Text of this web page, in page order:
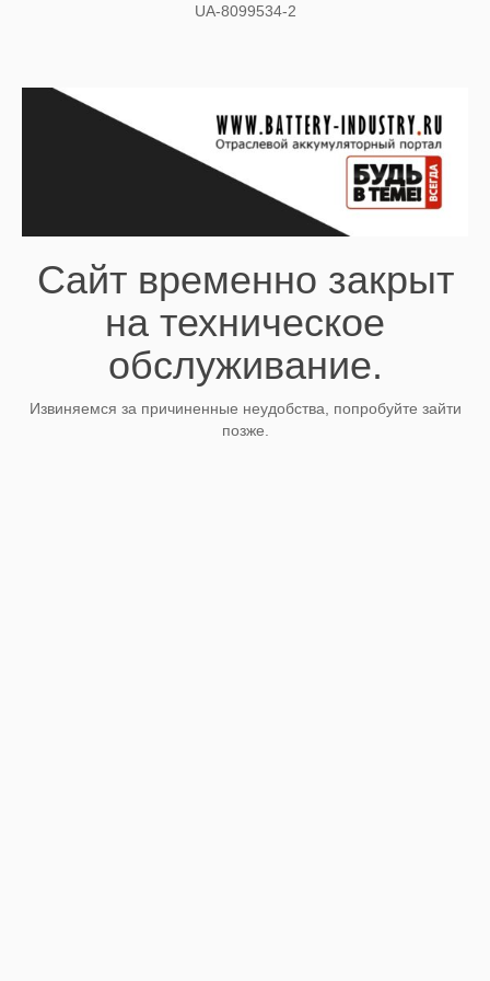
UA-8099534-2
Сайт временно закрыт
на техническое
обслуживание.
Извиняемся за причиненные неудобства, попробуйте зайти
позже.